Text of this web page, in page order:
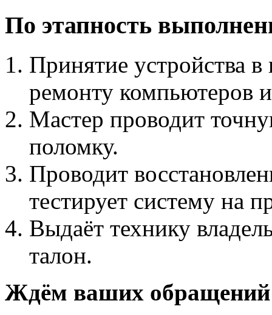
По этапность
Принятие устройства
ремонту компьютеров
Мастер проводит
поломку.
Проводит
тестирует систему на
Выдаёт технику
талон.
Ждём ваших